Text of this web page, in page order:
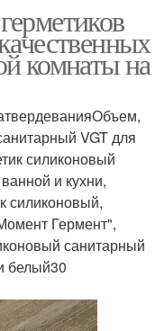
комнаты на
VGT для
силиконовый
и кухни,
силиконовый,
Гермент",
санитарный
белый30